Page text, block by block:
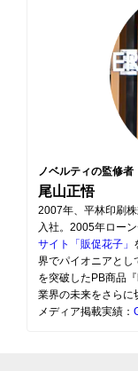
ノベルティの監修者
尾山正悟
2007年、平林印刷株
入社。2005年ロー
サイト「販促花子」
界でパイオニアとし
を突破したPB商品
業界の未来をさらに
メディア掲載実績：